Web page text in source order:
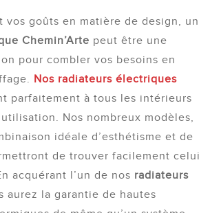
vos goûts en matière de design, un
Chemin’Arte peut être une
pour combler vos besoins en
Nos radiateurs électriques
parfaitement à tous les intérieurs
Nos nombreux modèles,
idéale d’esthétisme et de
de trouver facilement celui
acquérant l’un de nos radiateurs
aurez la garantie de hautes